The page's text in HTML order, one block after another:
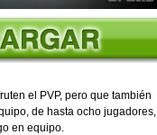
el PVP, pero que también
de hasta ocho jugadores,
en equipo.